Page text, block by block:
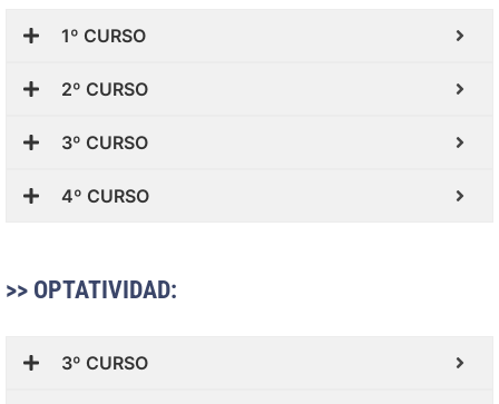
1º CURSO
2º CURSO
3º CURSO
4º CURSO
>> OPTATIVIDAD:
3º CURSO